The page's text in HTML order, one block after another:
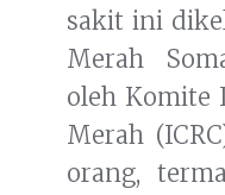
sakit ini
Merah
oleh Komite
Merah
orang,